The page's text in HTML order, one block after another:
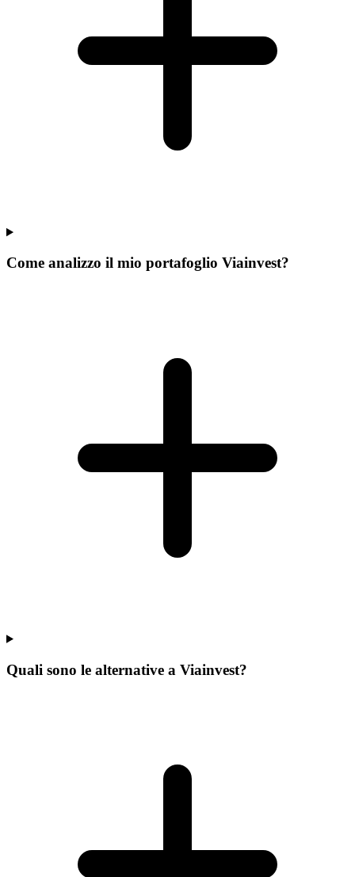
Come analizzo il mio portafoglio Viainvest?
Quali sono le alternative a Viainvest?